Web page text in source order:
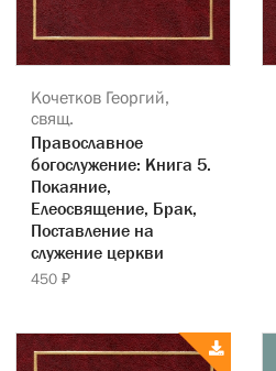
Кочетков Георгий,
свящ.
Православное
богослужение: Книга 5.
Покаяние,
Елеосвящение, Брак,
Поставление на
служение церкви
450 ₽